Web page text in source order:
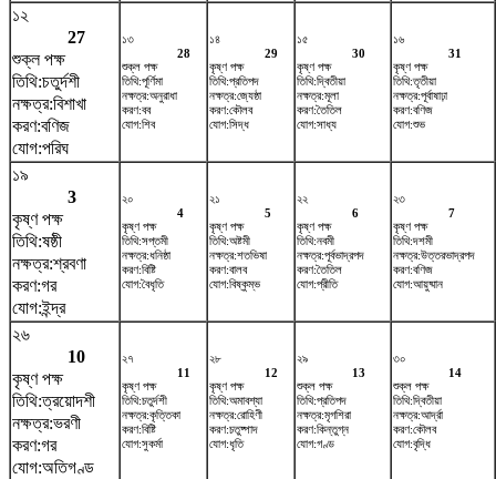
১২
27
শুক্ল পক্ষ
তিথি:চতুর্দশী
নক্ষত্র:বিশাখা
করণ:বণিজ
যোগ:পরিঘ
১৩
28
শুক্ল পক্ষ
তিথি:পূর্ণিমা
নক্ষত্র:অনুরাধা
করণ:বব
যোগ:শিব
১৪
29
কৃষ্ণ পক্ষ
তিথি:প্রতিপদ
নক্ষত্র:জ্যেষ্ঠা
করণ:কৌলব
যোগ:সিদ্ধ
১৫
30
কৃষ্ণ পক্ষ
তিথি:দ্বিতীয়া
নক্ষত্র:মূলা
করণ:তৈতিল
যোগ:সাধ্য
১৬
31
কৃষ্ণ পক্ষ
তিথি:তৃতীয়া
নক্ষত্র:পূর্বাষাঢ়া
করণ:বণিজ
যোগ:শুভ
১৯
3
কৃষ্ণ পক্ষ
তিথি:ষষ্ঠী
নক্ষত্র:শ্রবণা
করণ:গর
যোগ:ইন্দ্র
২০
4
কৃষ্ণ পক্ষ
তিথি:সপ্তমী
নক্ষত্র:ধনিষ্ঠা
করণ:বিষ্টি
যোগ:বৈধৃতি
২১
5
কৃষ্ণ পক্ষ
তিথি:অষ্টমী
নক্ষত্র:শতভিষ‌া
করণ:বালব
যোগ:বিষ্কুম্ভ
২২
6
কৃষ্ণ পক্ষ
তিথি:নবমী
নক্ষত্র:পূর্বভাদ্রপদ
করণ:তৈতিল
যোগ:প্রীতি
২৩
7
কৃষ্ণ পক্ষ
তিথি:দশমী
নক্ষত্র:উত্তরভাদ্রপদ
করণ:বণিজ
যোগ:আয়ুষ্মান
২৬
10
কৃষ্ণ পক্ষ
তিথি:ত্রয়োদশী
নক্ষত্র:ভরণী
করণ:গর
যোগ:অতিগণ্ড
২৭
11
কৃষ্ণ পক্ষ
তিথি:চতুর্দশী
নক্ষত্র:কৃত্তিকা
করণ:বিষ্টি
যোগ:সুকর্মা
২৮
12
কৃষ্ণ পক্ষ
তিথি:অমাবশ্যা
নক্ষত্র:রোহিণী
করণ:চতুষ্পাদ
যোগ:ধৃতি
২৯
13
শুক্ল পক্ষ
তিথি:প্রতিপদ
নক্ষত্র:মৃগশিরা
করণ:কিন্তুগ্ন
যোগ:গণ্ড
৩০
14
শুক্ল পক্ষ
তিথি:দ্বিতীয়া
নক্ষত্র:আর্দ্রা
করণ:কৌলব
যোগ:বৃদ্ধি